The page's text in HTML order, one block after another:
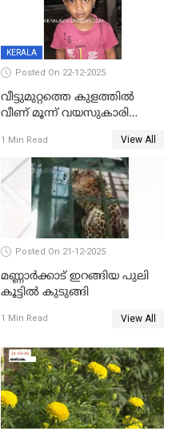
KERALA
Posted On 22-12-2025
വീട്ടുമുറ്റത്തെ കുളത്തിൽ
വീണ് മൂന്ന് വയസുകാരി
1 Min Read View All
Posted On 21-12-2025
മണ്ണാർക്കാട് ഇറങ്ങിയ പുലി
കൂട്ടിൽ കുടുങ്ങി
1 Min Read View All